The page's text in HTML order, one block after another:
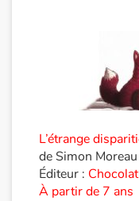
Accueil
Famille
L’étrange
de Simon
Éditeur :
À partir de 7 ans